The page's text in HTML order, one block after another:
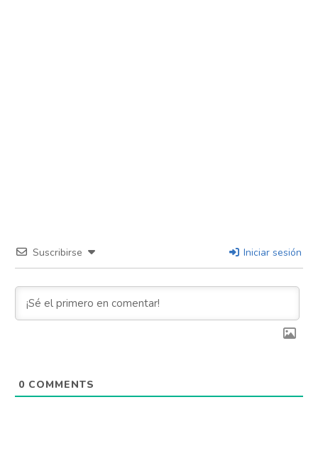
Suscribirse Iniciar sesión
0 COMMENTS